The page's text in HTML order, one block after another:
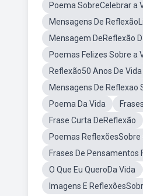
Poema SobreCelebrar a
Mensagens De
Mensagem DeReflexão
Poemas Felizes Sobre a
Reflexão50 Anos De Vida
Mensagens De Reflexao
Poema Da Vida
Frase Curta DeReflexão
Poemas ReflexõesSobre
Frases De Pensamentos
O Que Eu QueroDa Vida
Imagens E